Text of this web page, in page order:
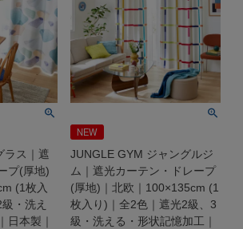
ラス｜遮
プ(厚地)
(1枚入
・洗え
日本製｜
NEW
JUNGLE GYM ジャングルジ
ム｜遮光カーテン・ドレープ
(厚地)｜北欧｜100×135cm (1
枚入り)｜全2色｜遮光2級、3
級・洗える・形状記憶加工｜